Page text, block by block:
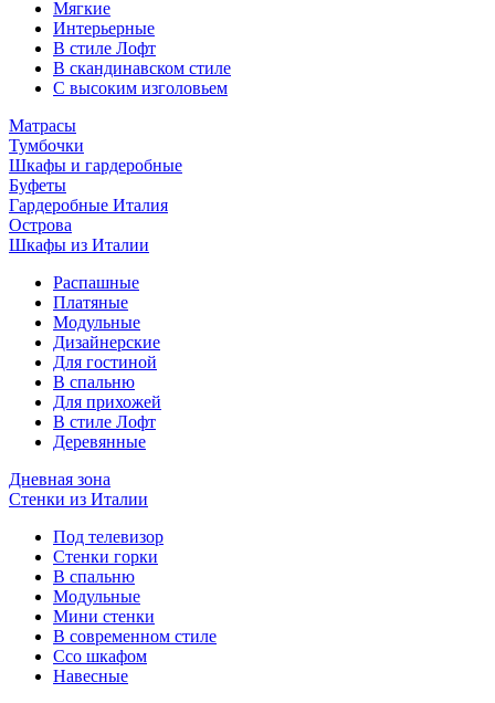
Мягкие
Интерьерные
В стиле Лофт
В скандинавском стиле
С высоким изголовьем
Матрасы
Тумбочки
Шкафы и гардеробные
Буфеты
Гардеробные Италия
Острова
Шкафы из Италии
Распашные
Платяные
Модульные
Дизайнерские
Для гостиной
В спальню
Для прихожей
В стиле Лофт
Деревянные
Дневная зона
Стенки из Италии
Под телевизор
Стенки горки
В спальню
Модульные
Мини стенки
В современном стиле
Ссо шкафом
Навесные